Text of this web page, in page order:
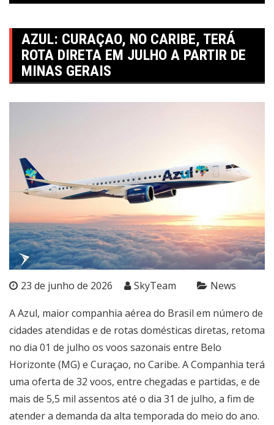
AZUL: CURAÇAO, NO CARIBE, TERÁ
ROTA DIRETA EM JULHO A PARTIR DE
MINAS GERAIS
23 de junho de 2026 SkyTeam News
A Azul, maior companhia aérea do Brasil em número de
cidades atendidas e de rotas domésticas diretas, retoma
no dia 01 de julho os voos sazonais entre Belo
Horizonte (MG) e Curaçao, no Caribe. A Companhia terá
uma oferta de 32 voos, entre chegadas e partidas, e de
mais de 5,5 mil assentos até o dia 31 de julho, a fim de
atender a demanda da alta temporada do meio do ano.